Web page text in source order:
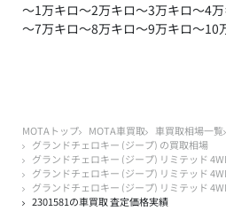
～1万キロ～2万キロ～3万キロ～4
～7万キロ～8万キロ～9万キロ～10
MOTAトップ MOTA車買取 車買取相場一覧
グランドチェロキー (ジープ) の買取相場
グランドチェロキー (ジープ) リミテッド
グランドチェロキー (ジープ) リミテッド
グランドチェロキー (ジープ) リミテッド
2301581の車買取 査定価格実績